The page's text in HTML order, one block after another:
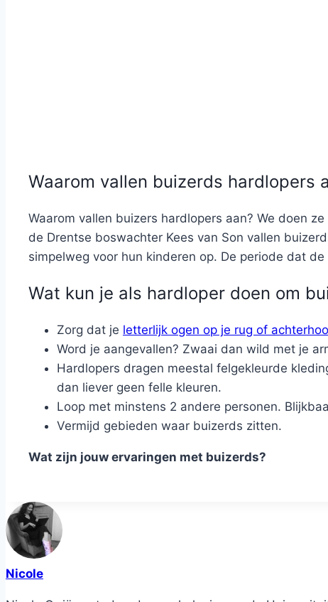
Waarom vallen buizerds hardlopers
Waarom vallen buizers hardlopers aan? We doen
de Drentse boswachter Kees van Son vallen
simpelweg voor hun kinderen op. De periode dat
Wat kun je als hardloper doen om
Zorg dat je letterlijk ogen op je rug of
Word je aangevallen? Zwaai dan wild met je
Hardlopers dragen meestal felgekleurde
dan liever geen felle kleuren.
Loop met minstens 2 andere personen.
Vermijd gebieden waar buizerds zitten.
Wat zijn jouw ervaringen met buizerds?
Nicole